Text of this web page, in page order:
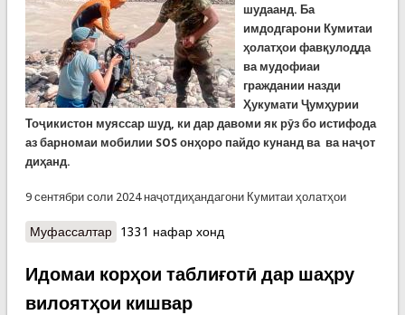
шудаанд. Ба
имдодгарони Кумитаи
ҳолатҳои фавқулодда
ва мудофиаи
граждании назди
Ҳукумати Ҷумҳурии
Тоҷикистон муяссар шуд, ки дар давоми як рӯз бо истифода
аз барномаи мобилии SOS онҳоро пайдо кунанд ва ва наҷот
диҳанд.
9 сентябри соли 2024 наҷотдиҳандагони Кумитаи ҳолатҳои
Муфассалтаро Замимаи мобилии «SOS» ду гардишгари
дод
1331 нафар хонд
Идомаи корҳои таблиғотӣ дар шаҳру
вилоятҳои кишвар